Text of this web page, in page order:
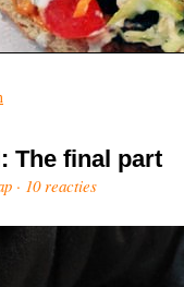
The final part
· 10 reacties